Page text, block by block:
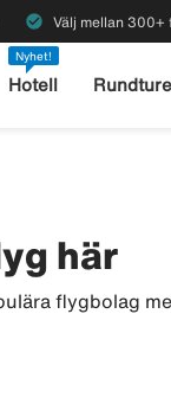
check_circle Välj mellan 300+
Nyhet!
Hotell
här
flygbolag